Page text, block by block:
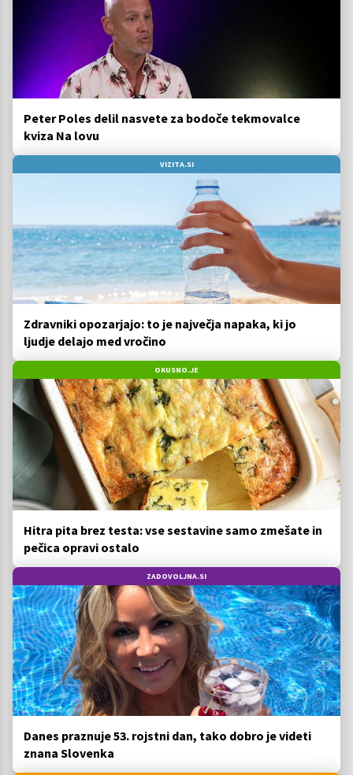
Peter Poles delil nasvete za bodoče tekmovalce
kviza Na lovu
VIZITA.SI
Zdravniki opozarjajo: to je največja napaka, ki jo
ljudje delajo med vročino
OKUSNO.JE
Hitra pita brez testa: vse sestavine samo zmešate in
pečica opravi ostalo
ZADOVOLJNA.SI
Danes praznuje 53. rojstni dan, tako dobro je videti
znana Slovenka